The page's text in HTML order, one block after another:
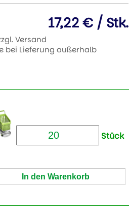
17,22 € / Stk.
Versand
bei Lieferung außerhalb
Stück